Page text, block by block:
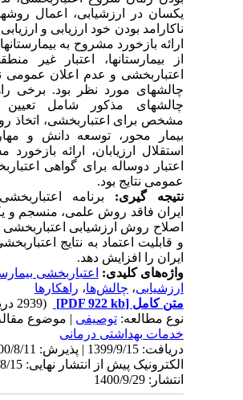
یکسان در ارزشیابی، اعمال
ناکارامد بودن خود ارزیابی و ارزیابی
ارائه بازخورد مشروح به
از بیمارستان­ها، اعتبار غیر
اعتباربخشی و عدم اعلان عمومی
چالش­های مورد نظر بود. برخی
چالش­های مذکور شامل تعیین
مشخص برای اعتباربخشی، اتخاذ
بیمار محور، توسعه دانش و مهارت
استقلال ارزیابان، ارائه بازخورد
اعتبار دوساله برای گواهی
عمومی نتایج بود.
نتیجه گیری:
برنامه اعتباربخشی
ایران فاقد روش علمی، منسجم و
اصلاح روش ارزشیابی اعتباربخشی
و قابلیت اعتماد به نتایج
ایران را افزایش دهد.
واژه‌های کلیدی:اعتباربخشی
ارزشیابی،چالش‌ها،راهکار‌ها
متن کامل[PDF 922 kb]
نوع مطالعه:توصیفی| موضوع
خدمات بهداشتی درمانی
انتشار: 1400/9/29